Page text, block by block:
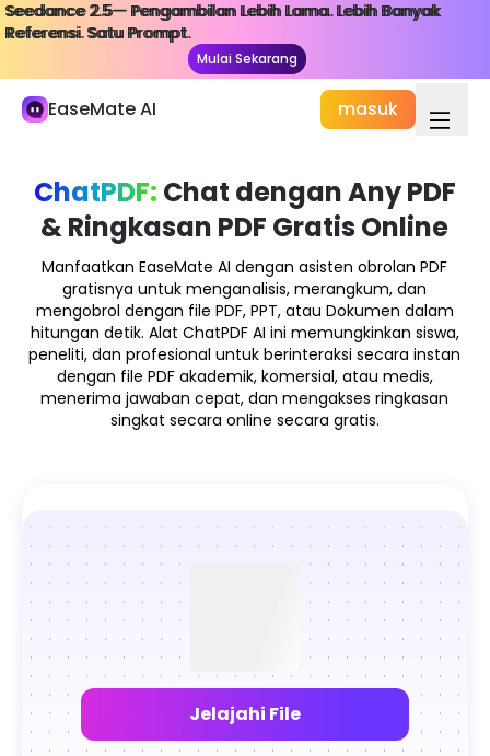
Seedance 2.5— Pengambilan Lebih Lama. Lebih Banyak
Referensi. Satu Prompt.
Mulai Sekarang
Seedance 2.5— Pengambilan Lebih Lama. Lebih Banyak
Referensi. Satu Prompt.
Mulai Sekarang
EaseMate AI masuk
Perpustakaan Saya
Studi dan Bekerja
Obrolan AI
Studi & Penelitian AI
Penulis AI
AI Dokumen
AI Agen
Baru
Kreasi
Jelajahi
Semua Alat
Notebook
ChatPDF: Chat dengan Any PDF
& Ringkasan PDF Gratis Online
Manfaatkan EaseMate AI dengan asisten obrolan PDF
gratisnya untuk menganalisis, merangkum, dan
mengobrol dengan file PDF, PPT, atau Dokumen dalam
hitungan detik. Alat ChatPDF AI ini memungkinkan siswa,
peneliti, dan profesional untuk berinteraksi secara instan
dengan file PDF akademik, komersial, atau medis,
menerima jawaban cepat, dan mengakses ringkasan
singkat secara online secara gratis.
Jelajahi File